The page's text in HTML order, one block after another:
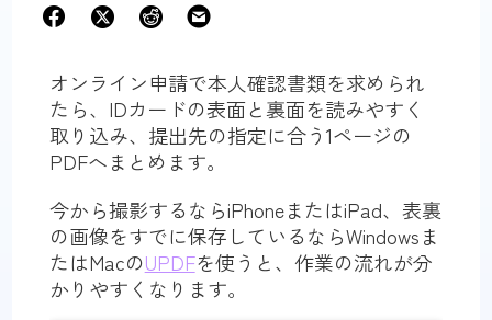
オンライン申請で本人確認書類を求められ
たら、IDカードの表面と裏面を読みやすく
取り込み、提出先の指定に合う1ページの
PDFへまとめます。
今から撮影するならiPhoneまたはiPad、表裏
の画像をすでに保存しているならWindowsま
たはMacのUPDFを使うと、作業の流れが分
かりやすくなります。